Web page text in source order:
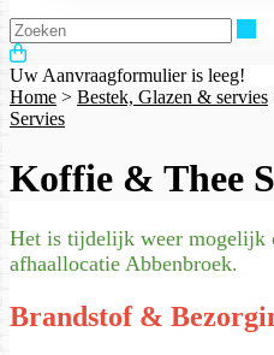
Uw Aanvraagformulier is leeg!
Home > Bestek, Glazen & servies
Servies
Koffie & Thee
Het is tijdelijk weer mogelijk
afhaallocatie Abbenbroek.
Brandstof &